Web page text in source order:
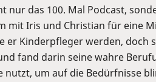
das 100. Mal Podcast,
mit Iris und Christian für eine
er Kinderpfleger werden,
fand darin seine wahre
nutzt, um auf die Bedürfnisse